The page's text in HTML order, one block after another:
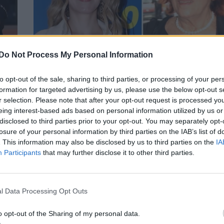
Do Not Process My Personal Information
opt-out of the sale, sharing to third parties, or processing of your
for targeted advertising by us, please use the below opt-out
selection. Please note that after your opt-out request is processed
interest-based ads based on personal information utilized by us
to third parties prior to your opt-out. You may separately
of your personal information by third parties on the IAB’s list of
This information may also be disclosed by us to third parties on the
Participants that may further disclose it to other third parties.
Data Processing Opt Outs
opt-out of the Sharing of my personal data.
Το «αντίο» της Μαρούσκας
στη Σούλη Σαμπάχ
CELEBRITIES